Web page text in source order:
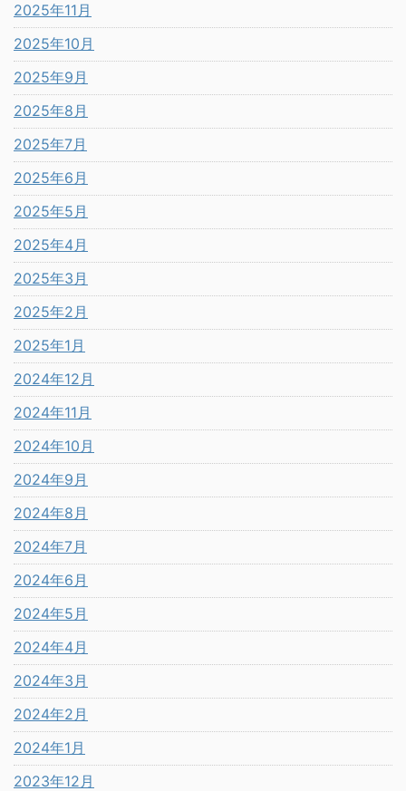
2025年11月
2025年10月
2025年9月
2025年8月
2025年7月
2025年6月
2025年5月
2025年4月
2025年3月
2025年2月
2025年1月
2024年12月
2024年11月
2024年10月
2024年9月
2024年8月
2024年7月
2024年6月
2024年5月
2024年4月
2024年3月
2024年2月
2024年1月
2023年12月